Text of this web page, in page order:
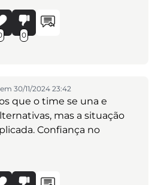
0
30/11/2024 23:42
que o time se una e
mas a situação
Confiança no